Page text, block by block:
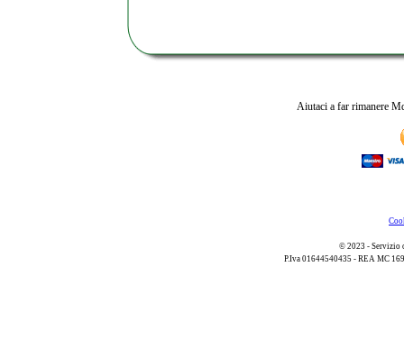
Aiutaci a far rimanere
© 2023 - Servizio
P.Iva 01644540435 - REA MC